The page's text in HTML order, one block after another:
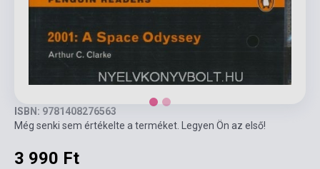
ISBN: 9781408276563
Még senki sem értékelte a terméket. Legyen Ön az első!
3 990 Ft